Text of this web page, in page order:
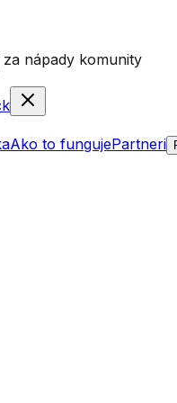
nápady komunity
Ako to fungujePartneri